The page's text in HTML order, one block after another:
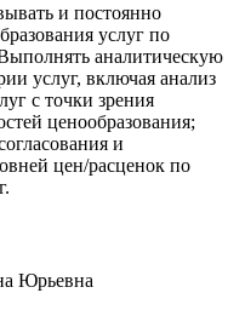
и постоянно
услуг по
аналитическую
услуг, включая анализ
с точки зрения
ценообразования;
и
цен/расценок по
Юрьевна